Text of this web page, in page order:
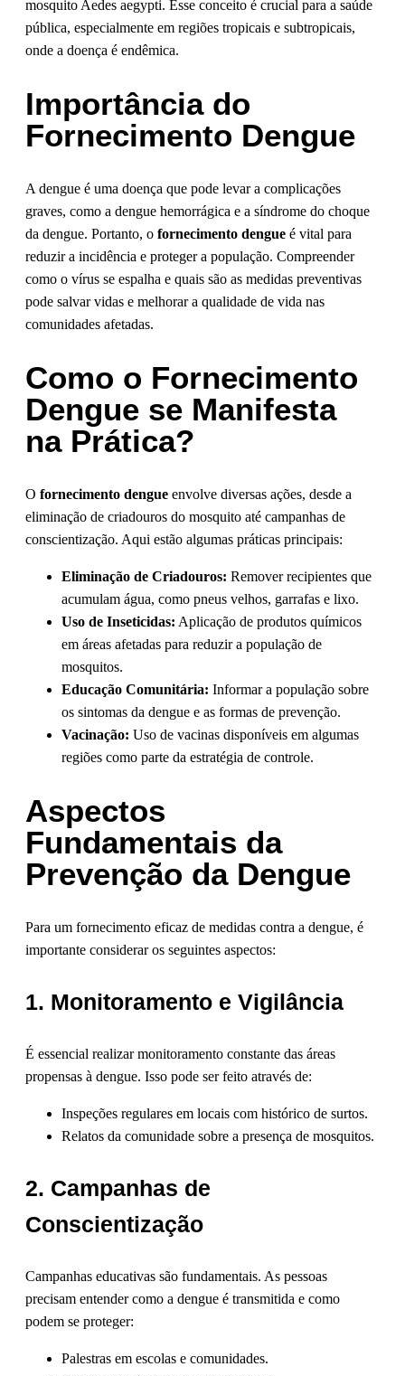
mosquito Aedes aegypti. Esse conceito é crucial para a saúde
pública, especialmente em regiões tropicais e subtropicais,
onde a doença é endêmica.
Importância do
Fornecimento Dengue
A dengue é uma doença que pode levar a complicações
graves, como a dengue hemorrágica e a síndrome do choque
da dengue. Portanto, o fornecimento dengue é vital para
reduzir a incidência e proteger a população. Compreender
como o vírus se espalha e quais são as medidas preventivas
pode salvar vidas e melhorar a qualidade de vida nas
comunidades afetadas.
Como o Fornecimento
Dengue se Manifesta
na Prática?
O fornecimento dengue envolve diversas ações, desde a
eliminação de criadouros do mosquito até campanhas de
conscientização. Aqui estão algumas práticas principais:
Eliminação de Criadouros: Remover recipientes que
acumulam água, como pneus velhos, garrafas e lixo.
Uso de Inseticidas: Aplicação de produtos químicos
em áreas afetadas para reduzir a população de
mosquitos.
Educação Comunitária: Informar a população sobre
os sintomas da dengue e as formas de prevenção.
Vacinação: Uso de vacinas disponíveis em algumas
regiões como parte da estratégia de controle.
Aspectos
Fundamentais da
Prevenção da Dengue
Para um fornecimento eficaz de medidas contra a dengue, é
importante considerar os seguintes aspectos:
1. Monitoramento e Vigilância
É essencial realizar monitoramento constante das áreas
propensas à dengue. Isso pode ser feito através de:
Inspeções regulares em locais com histórico de surtos.
Relatos da comunidade sobre a presença de mosquitos.
2. Campanhas de
Conscientização
Campanhas educativas são fundamentais. As pessoas
precisam entender como a dengue é transmitida e como
podem se proteger:
Palestras em escolas e comunidades.